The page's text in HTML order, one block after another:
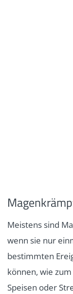
Meistens sind
wenn sie nur
bestimmten
können, wie
Speisen oder